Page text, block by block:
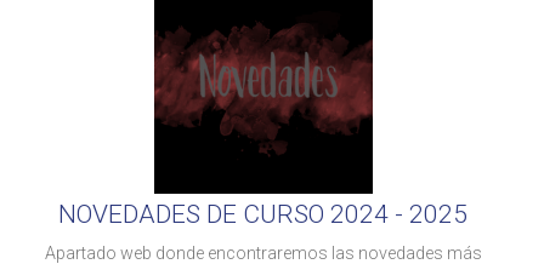
NOVEDADES DE CURSO 2024 - 2025
Apartado web donde encontraremos las novedades más